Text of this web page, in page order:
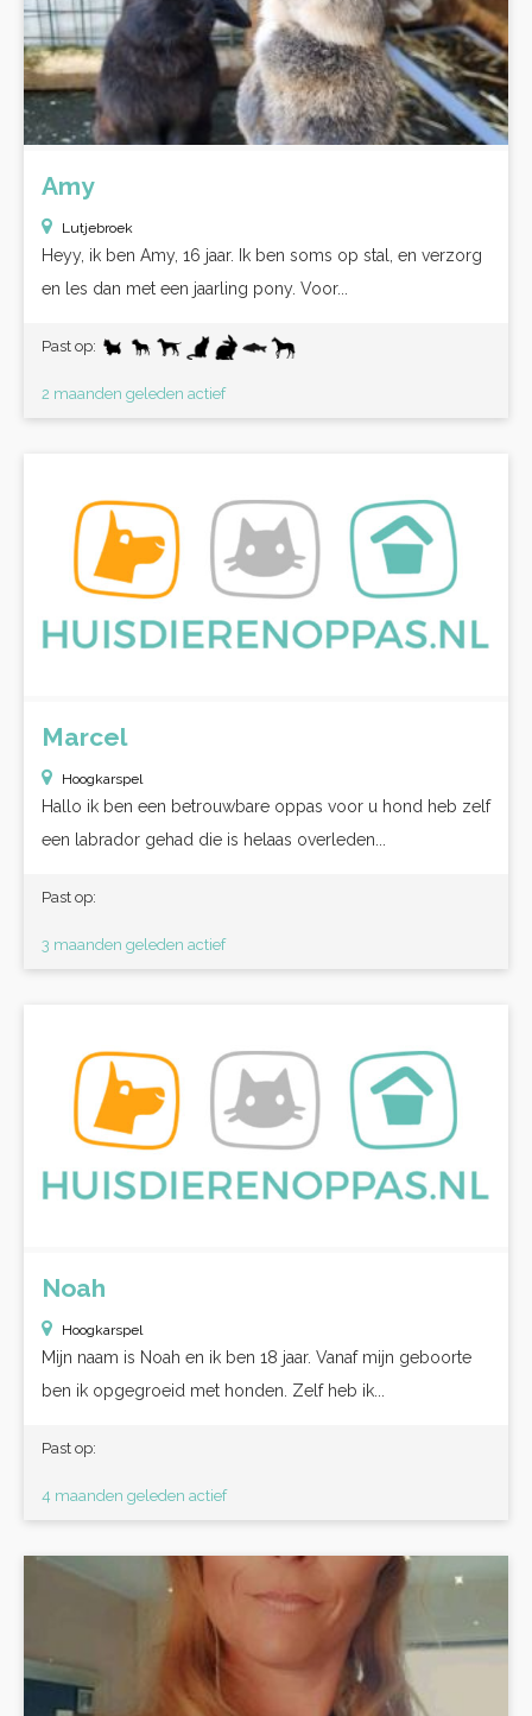
Amy
Lutjebroek
Heyy, ik ben Amy, 16 jaar. Ik ben soms op stal, en verzorg
en les dan met een jaarling pony. Voor...
Past op:
2 maanden geleden actief
Marcel
Hoogkarspel
Hallo ik ben een betrouwbare oppas voor u hond heb zelf
een labrador gehad die is helaas overleden...
Past op:
3 maanden geleden actief
Noah
Hoogkarspel
Mijn naam is Noah en ik ben 18 jaar. Vanaf mijn geboorte
ben ik opgegroeid met honden. Zelf heb ik...
Past op:
4 maanden geleden actief